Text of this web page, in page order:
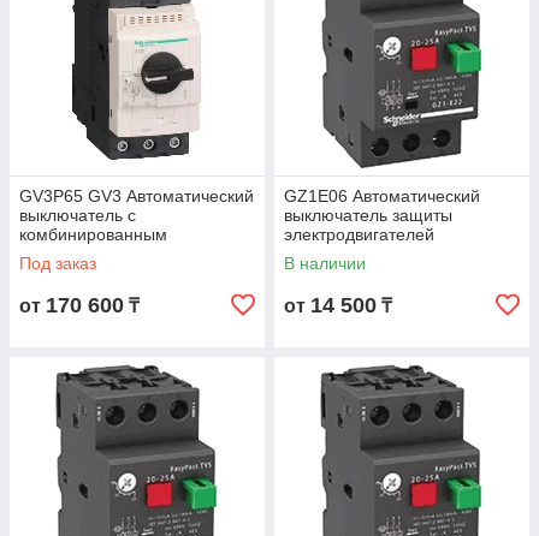
GV3P65 GV3 Автоматический
выключатель с
комбинированным
расцепителем 65А винтовые
зажимы
Под заказ
от 170 600 ₸
GZ1E06 Автоматический
выключатель защиты
электродвигателей
мощностью до 0.37кВт, на
токи 1 - 1.6А
В наличии
от 14 500 ₸